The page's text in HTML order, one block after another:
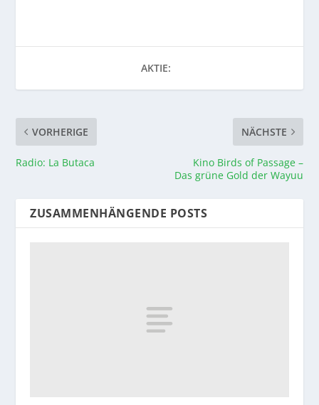
AKTIE:
VORHERIGE
Radio: La Butaca
NÄCHSTE
Kino Birds of Passage –
Das grüne Gold der Wayuu
ZUSAMMENHÄNGENDE POSTS